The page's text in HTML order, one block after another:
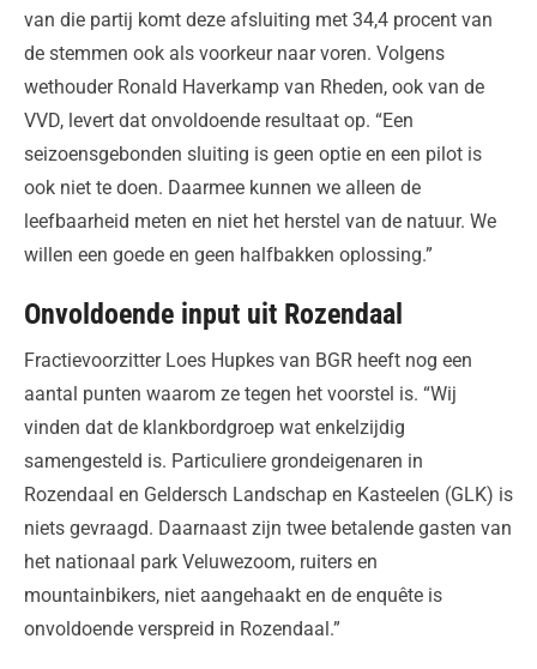
van die partij komt deze afsluiting met 34,4 procent van
de stemmen ook als voorkeur naar voren. Volgens
wethouder Ronald Haverkamp van Rheden, ook van de
VVD, levert dat onvoldoende resultaat op. “Een
seizoensgebonden sluiting is geen optie en een pilot is
ook niet te doen. Daarmee kunnen we alleen de
leefbaarheid meten en niet het herstel van de natuur. We
willen een goede en geen halfbakken oplossing.”
Onvoldoende input uit Rozendaal
Fractievoorzitter Loes Hupkes van BGR heeft nog een
aantal punten waarom ze tegen het voorstel is. “Wij
vinden dat de klankbordgroep wat enkelzijdig
samengesteld is. Particuliere grondeigenaren in
Rozendaal en Geldersch Landschap en Kasteelen (GLK) is
niets gevraagd. Daarnaast zijn twee betalende gasten van
het nationaal park Veluwezoom, ruiters en
mountainbikers, niet aangehaakt en de enquête is
onvoldoende verspreid in Rozendaal.”